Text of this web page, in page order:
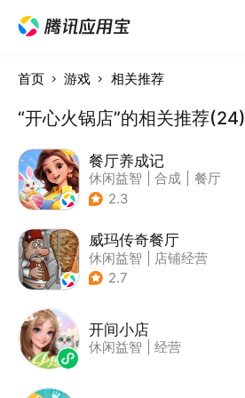
首页 游戏 相关推荐
“开心火锅店”的相关推荐(24)
餐厅养成记
休闲益智 合成
餐厅
| 清新
2.3
威玛传奇餐厅
休闲益智
店铺经营
| 美食
2.7
开间小店
休闲益智 经营